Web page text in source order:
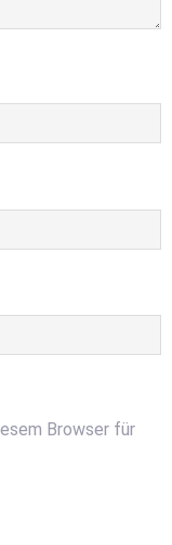
Browser für